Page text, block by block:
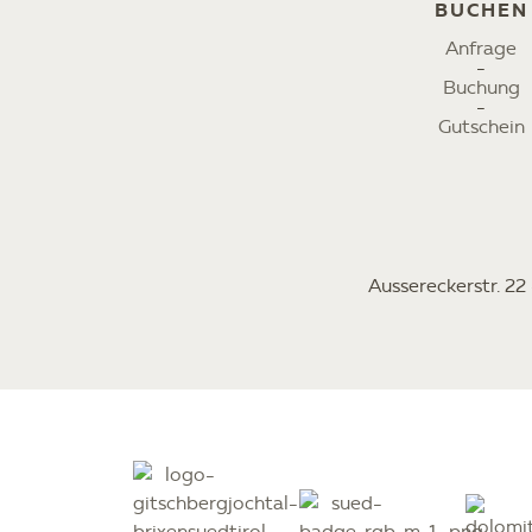
BUCHEN
Anfrage
Buchung
Gutschein
Aussereckerstr.